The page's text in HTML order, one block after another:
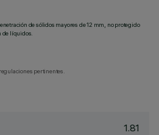
de sólidos mayores de 12 mm, no protegido
de líquidos.
pertinentes.
1.81